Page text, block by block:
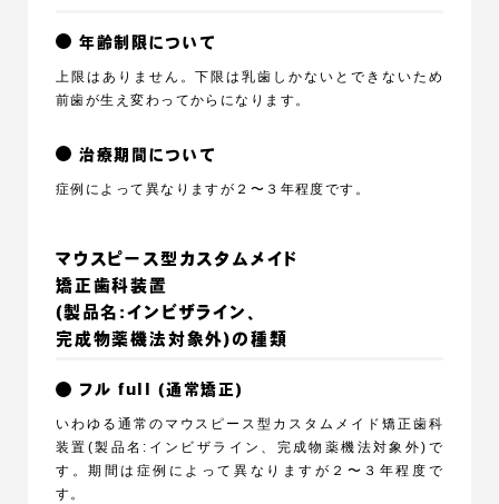
年齢制限について
上限はありません。下限は乳歯しかないとできないため
前歯が生え変わってからになります。
治療期間について
症例によって異なりますが２〜３年程度です。
マウスピース型カスタムメイド
矯正歯科装置
(製品名:インビザライン、
完成物薬機法対象外)の種類
フル full (通常矯正)
いわゆる通常のマウスピース型カスタムメイド矯正歯科
装置(製品名:インビザライン、完成物薬機法対象外)で
す。期間は症例によって異なりますが２〜３年程度で
す。